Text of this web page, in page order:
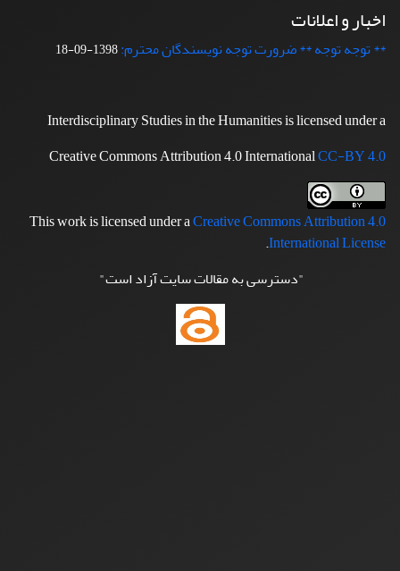
اخبار و اعلانات
** توجه توجه ** ضرورت توجه نویسندگان محترم:1398-09-18
Interdisciplinary Studies in the Humanities is licensed under a
Creative Commons Attribution 4.0 InternationalCC-BY 4.0
This work is licensed under aCreative Commons Attribution 4.0
International License
.
"دسترسی به مقالات سایت آزاد است"